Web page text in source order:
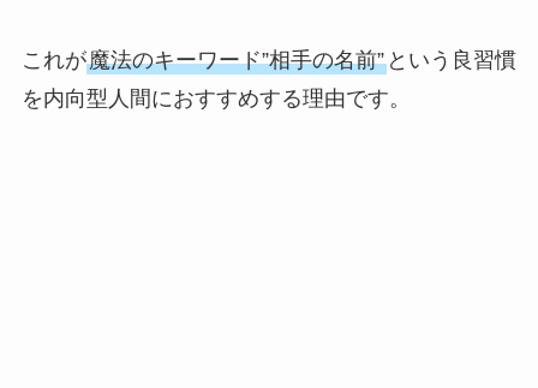
これが魔法のキーワード”相手の名前”という良習慣
を内向型人間におすすめする理由です。